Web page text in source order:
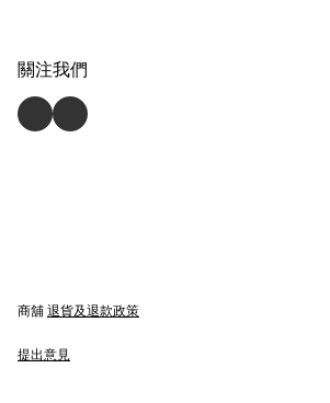
關注我們
商舖 退貨及退款政策
提出意見